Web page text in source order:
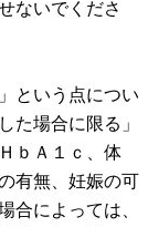
ないでくださ
という点につい
た場合に限る」
ｂＡ１ｃ、体
有無、妊娠の可
合によっては、